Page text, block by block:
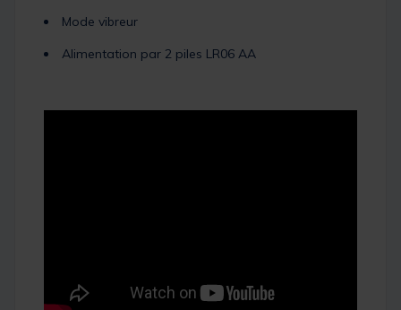
Mode vibreur
Alimentation par 2 piles LR06 AA